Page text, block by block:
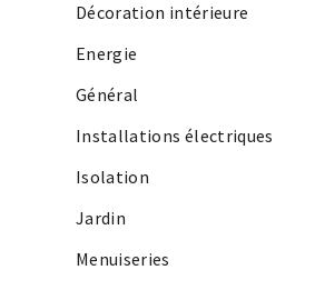
Décoration intérieure
Energie
Général
Installations électriques
Isolation
Jardin
Menuiseries